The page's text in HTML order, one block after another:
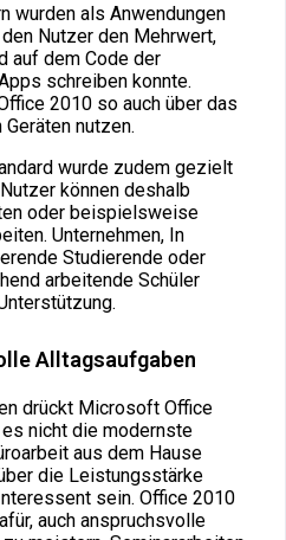
wurden als Anwendungen
Nutzer den Mehrwert,
auf dem Code der
schreiben konnte.
2010 so auch über das
nutzen.
wurde zudem gezielt
können deshalb
oder beispielsweise
Unternehmen, In
Studierende oder
arbeitende Schüler
Alltagsaufgaben
drückt Microsoft Office
nicht die modernste
aus dem Hause
die Leistungsstärke
sein. Office 2010
auch anspruchsvolle